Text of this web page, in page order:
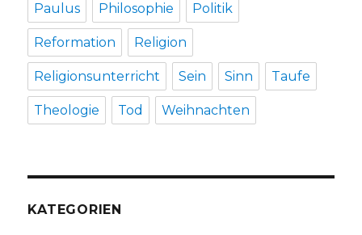
Paulus Philosophie Politik
Reformation Religion
Religionsunterricht Sein Sinn Taufe
Theologie Tod Weihnachten
KATEGORIEN